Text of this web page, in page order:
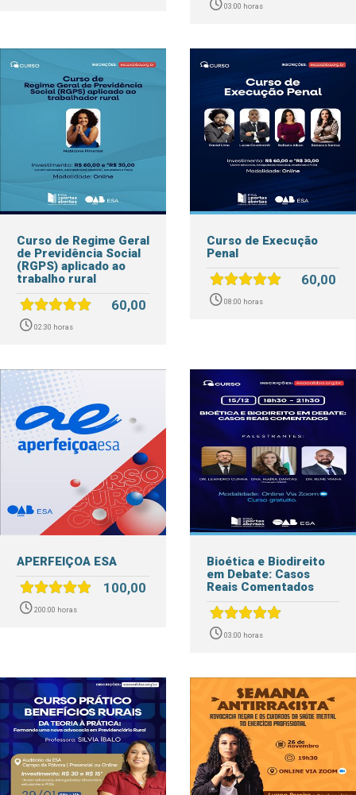
03:00 horas
Curso de Regime Geral
de Previdência Social
(RGPS) aplicado ao
trabalho rural
02:30 horas
60,00
Curso de Execução
Penal
08:00 horas
60,00
APERFEIÇOA ESA
200:00 horas
100,00
Bioética e Biodireito
em Debate: Casos
Reais Comentados
03:00 horas